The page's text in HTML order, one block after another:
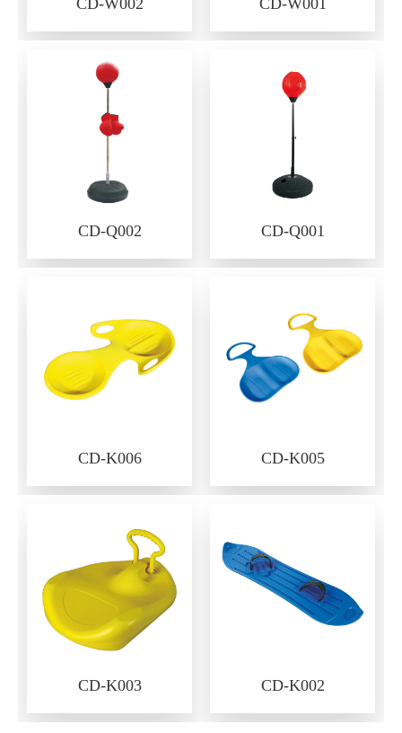
CD-Q002 CD-Q001
CD-K006 CD-K005
CD-K003 CD-K002